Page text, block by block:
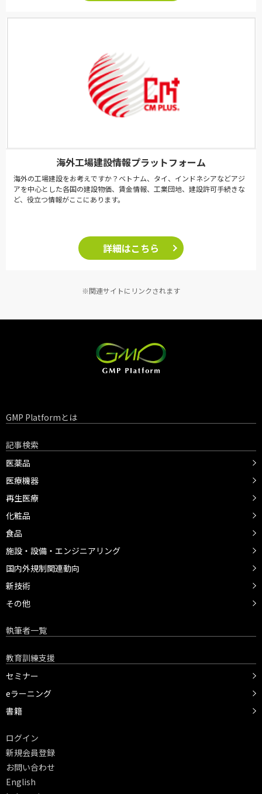
海外工場建設情報プラットフォーム
海外の工場建設をお考えですか？ベトナム、タイ、インドネシアなどアジ
アを中心とした各国の建設物価、賃金情報、工業団地、建設許可手続きな
ど、役立つ情報がここにあります。
詳細はこちら
※関連サイトにリンクされます
GMP Platformとは
記事検索
医薬品
医療機器
再生医療
化粧品
食品
施設・設備・エンジニアリング
国内外規制関連動向
新技術
その他
執筆者一覧
教育訓練支援
セミナー
eラーニング
書籍
ログイン
新規会員登録
お問い合わせ
English